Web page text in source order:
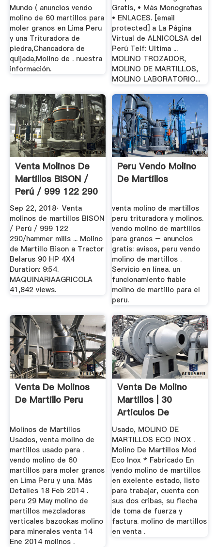
Mundo ( anuncios vendo
molino de 60 martillos para
moler granos en Lima Peru
y una Trituradora de
piedra,Chancadora de
quijada,Molino de . nuestra
información.
Gratis, • Más Monografias
• ENLACES. [email
protected] a La Página
Virtual de ALNICOLSA del
Perú Telf: Ultima ...
MOLINO TROZADOR,
MOLINO DE MARTILLOS,
MOLINO LABORATORIO...
Venta Molinos De
Martillos BISON /
Perú / 999 122 290
...
Sep 22, 2018· Venta
molinos de martillos BISON
/ Perú / 999 122
290/hammer mills ... Molino
de Martillo Bison a Tractor
Belarus 90 HP 4X4
Duration: 9:54.
MAQUINARIAAGRICOLA
41,842 views.
Peru Vendo Molino
De Martillos
venta molino de martillos
peru trituradora y molinos.
vendo molino de martillos
para granos – anuncios
gratis: avisos, peru vendo
molino de martillos .
Servicio en línea. un
funcionamiento fiable
molino de martillo para el
peru.
Venta De Molinos
De Martillo Peru
Molinos de Martillos
Usados, venta molino de
martillos usado para .
vendo molino de 60
martillos para moler granos
en Lima Peru y una. Más
Detalles 18 Feb 2014 .
peru 29 May molino de
martillos mezcladoras
verticales bazookas molino
para minerales venta 14
Ene 2014 molinos .
Venta De Molino
Martillos | 30
Articulos De
Segunda Mano
Usado, MOLINO DE
MARTILLOS ECO INOX .
Molino De Martillos Mod
Eco Inox * Fabricado En
vendo molino de martillos
en exelente estado, listo
para trabajar, cuenta con
sus dos cribas, su flecha
de toma de fuerza y
factura. molino de martillos
en venta .